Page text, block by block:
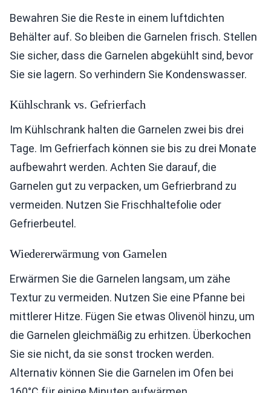
Bewahren Sie die Reste in einem luftdichten
Behälter auf. So bleiben die Garnelen frisch. Stellen
Sie sicher, dass die Garnelen abgekühlt sind, bevor
Sie sie lagern. So verhindern Sie Kondenswasser.
Kühlschrank vs. Gefrierfach
Im Kühlschrank halten die Garnelen zwei bis drei
Tage. Im Gefrierfach können sie bis zu drei Monate
aufbewahrt werden. Achten Sie darauf, die
Garnelen gut zu verpacken, um Gefrierbrand zu
vermeiden. Nutzen Sie Frischhaltefolie oder
Gefrierbeutel.
Wiedererwärmung von Garnelen
Erwärmen Sie die Garnelen langsam, um zähe
Textur zu vermeiden. Nutzen Sie eine Pfanne bei
mittlerer Hitze. Fügen Sie etwas Olivenöl hinzu, um
die Garnelen gleichmäßig zu erhitzen. Überkochen
Sie sie nicht, da sie sonst trocken werden.
Alternativ können Sie die Garnelen im Ofen bei